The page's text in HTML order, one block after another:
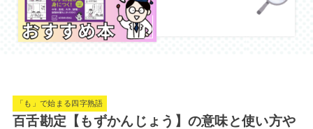
「も」で始まる四字熟語
百舌勘定【もずかんじょう】の意味と使い方や